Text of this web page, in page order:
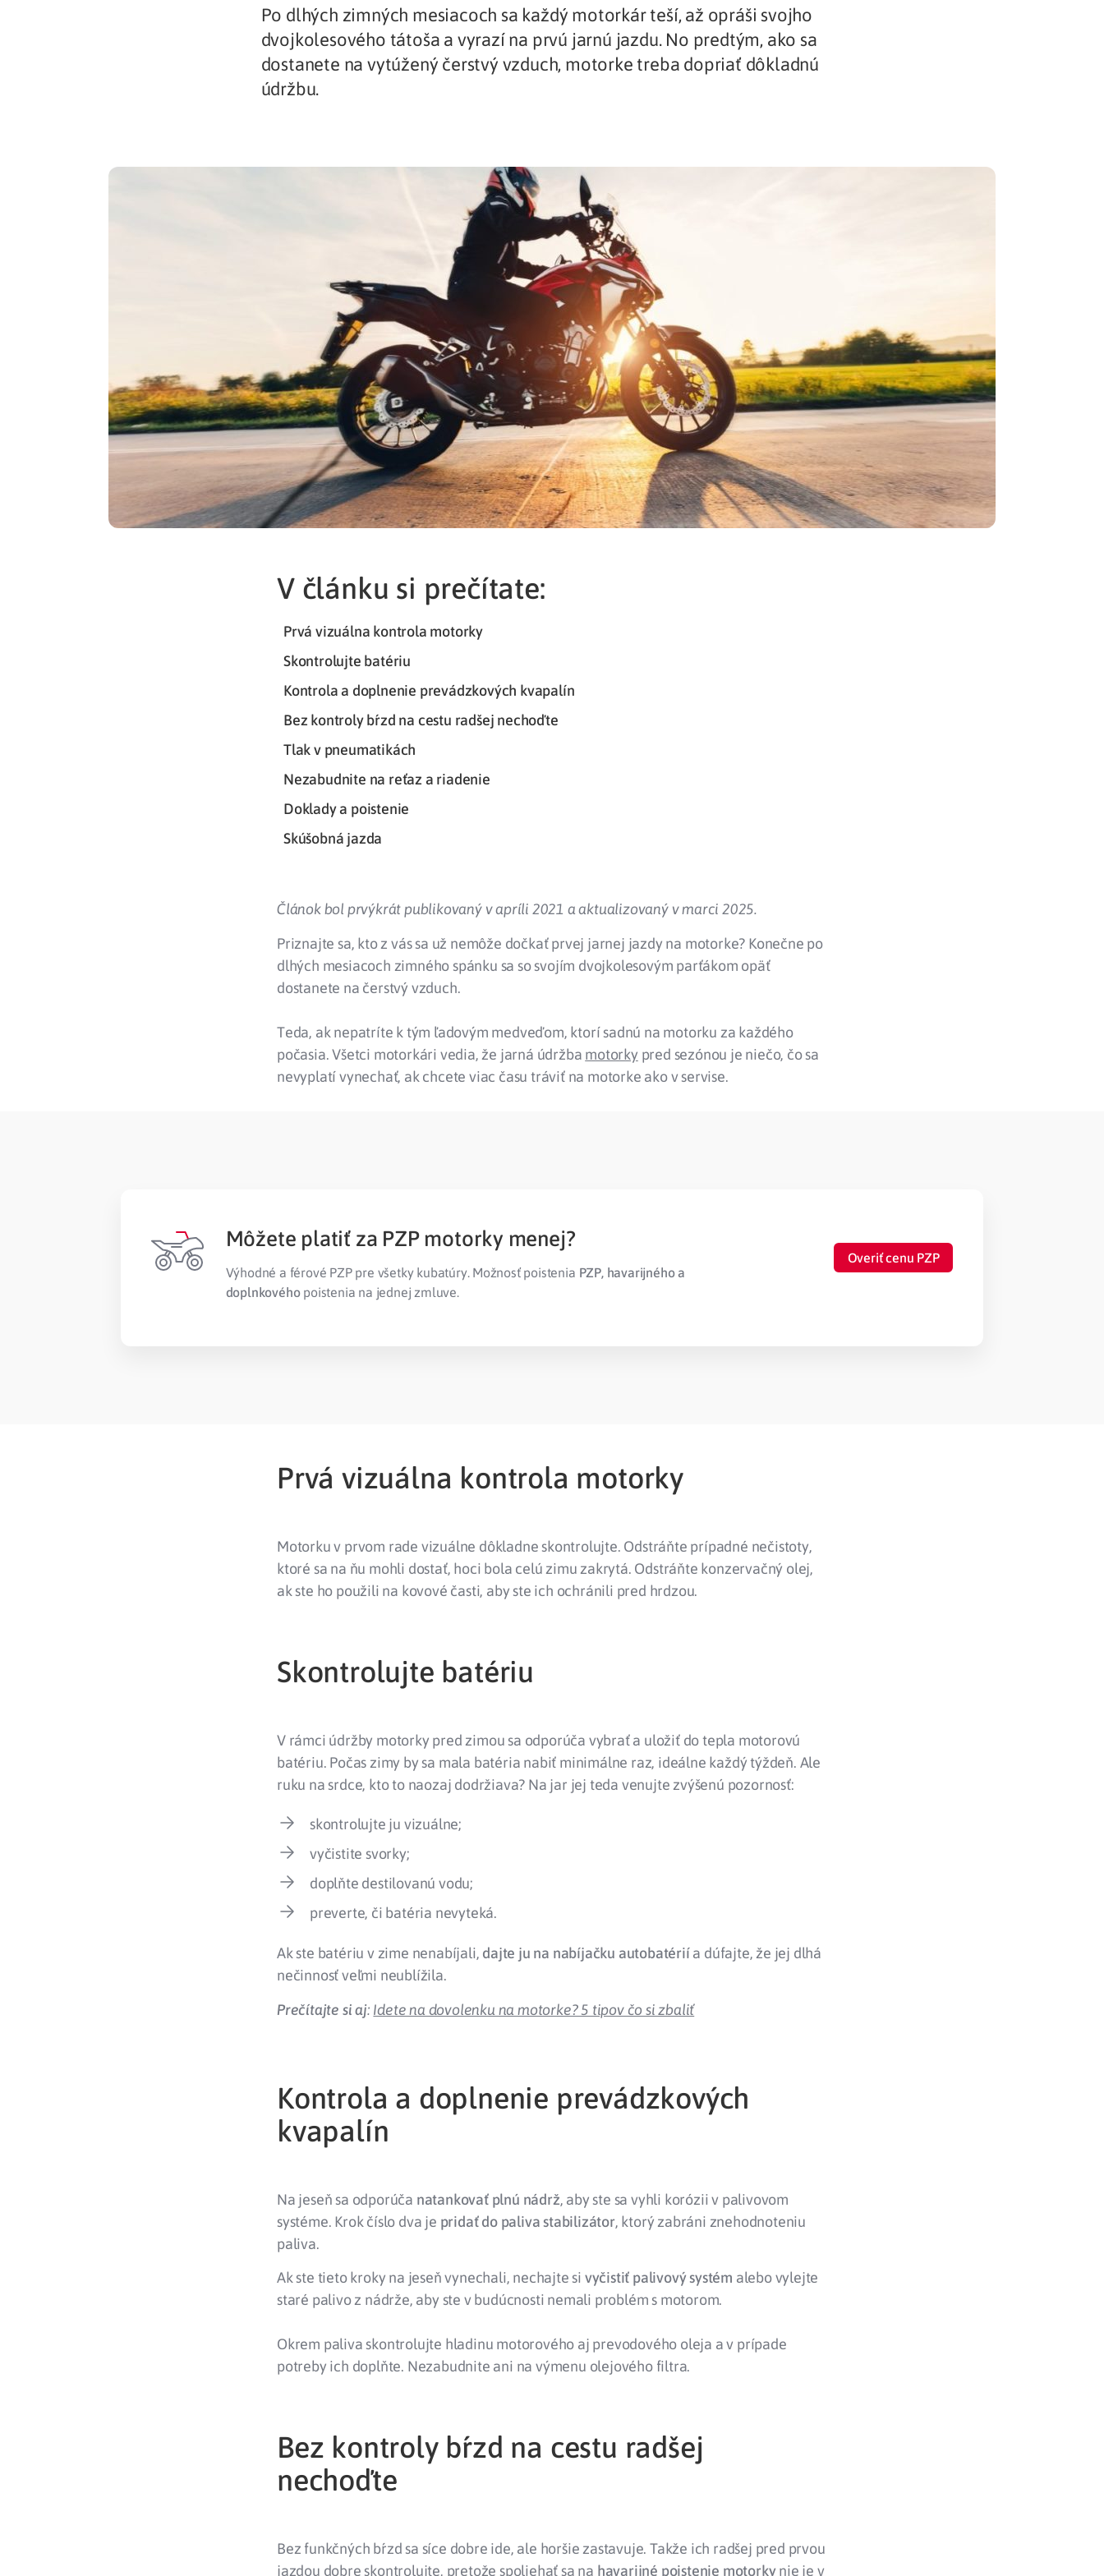
Zdravotné poistenie pre cudzincov
Prečo Union
Liečba v zahraničí
Po dlhých zimných mesiacoch sa každý motorkár teší, až opráši svojho
dvojkolesového tátoša a vyrazí na prvú jarnú jazdu. No predtým, ako sa
dostanete na vytúžený čerstvý vzduch, motorke treba dopriať dôkladnú
údržbu.
V článku si prečítate:
Prvá vizuálna kontrola motorky
Skontrolujte batériu
Kontrola a doplnenie prevádzkových kvapalín
Bez kontroly bŕzd na cestu radšej nechoďte
Tlak v pneumatikách
Nezabudnite na reťaz a riadenie
Doklady a poistenie
Skúšobná jazda
Článok bol prvýkrát publikovaný v apríli 2021 a aktualizovaný v marci 2025.
Priznajte sa, kto z vás sa už nemôže dočkať prvej jarnej jazdy na motorke? Konečne po
dlhých mesiacoch zimného spánku sa so svojím dvojkolesovým parťákom opäť
dostanete na čerstvý vzduch.
Teda, ak nepatríte k tým ľadovým medveďom, ktorí sadnú na motorku za každého
počasia. Všetci motorkári vedia, že jarná údržba motorky pred sezónou je niečo, čo sa
nevyplatí vynechať, ak chcete viac času tráviť na motorke ako v servise.
Môžete platiť za PZP motorky menej?
Výhodné a férové PZP pre všetky kubatúry. Možnosť poistenia PZP, havarijného a
doplnkovéhopoistenia na jednej zmluve.
Overiť cenu PZP
Prvá vizuálna kontrola motorky
Motorku v prvom rade vizuálne dôkladne skontrolujte. Odstráňte prípadné nečistoty,
ktoré sa na ňu mohli dostať, hoci bola celú zimu zakrytá. Odstráňte konzervačný olej,
ak ste ho použili na kovové časti, aby ste ich ochránili pred hrdzou.
Skontrolujte batériu
V rámci údržby motorky pred zimou sa odporúča vybrať a uložiť do tepla motorovú
batériu. Počas zimy by sa mala batéria nabiť minimálne raz, ideálne každý týždeň. Ale
ruku na srdce, kto to naozaj dodržiava? Na jar jej teda venujte zvýšenú pozornosť:
skontrolujte ju vizuálne;
vyčistite svorky;
doplňte destilovanú vodu;
preverte, či batéria nevyteká.
Ak ste batériu v zime nenabíjali, dajte ju na nabíjačku autobatériía dúfajte, že jej dlhá
nečinnosť veľmi neublížila.
Prečítajte si aj: Idete na dovolenku na motorke? 5 tipov čo si zbaliť
Kontrola a doplnenie prevádzkových
kvapalín
Na jeseň sa odporúča natankovať plnú nádrž, aby ste sa vyhli korózii v palivovom
systéme. Krok číslo dva je pridať do paliva stabilizátor, ktorý zabráni znehodnoteniu
paliva.
Ak ste tieto kroky na jeseň vynechali, nechajte si vyčistiť palivový systém alebo vylejte
staré palivo z nádrže, aby ste v budúcnosti nemali problém s motorom.
Okrem paliva skontrolujte hladinu motorového aj prevodového oleja a v prípade
potreby ich doplňte. Nezabudnite ani na výmenu olejového filtra.
Bez kontroly bŕzd na cestu radšej
nechoďte
Bez funkčných bŕzd sa síce dobre ide, ale horšie zastavuje. Takže ich radšej pred prvou
jazdou dobre skontrolujte, pretože spoliehať sa na havarijné poistenie motorkynie je v